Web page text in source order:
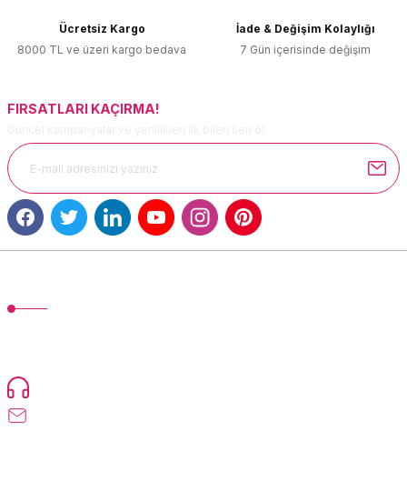
Ürün fiyatı diğer sitelerden daha pahalı.
Bu ürüne benzer farklı alternatifler olmalı.
Ücretsiz Kargo
8000 TL ve üzeri kargo bedava
İade & Değişim Kolaylığı
7 Gün içerisinde değişim
FIRSATLARI KAÇIRMA!